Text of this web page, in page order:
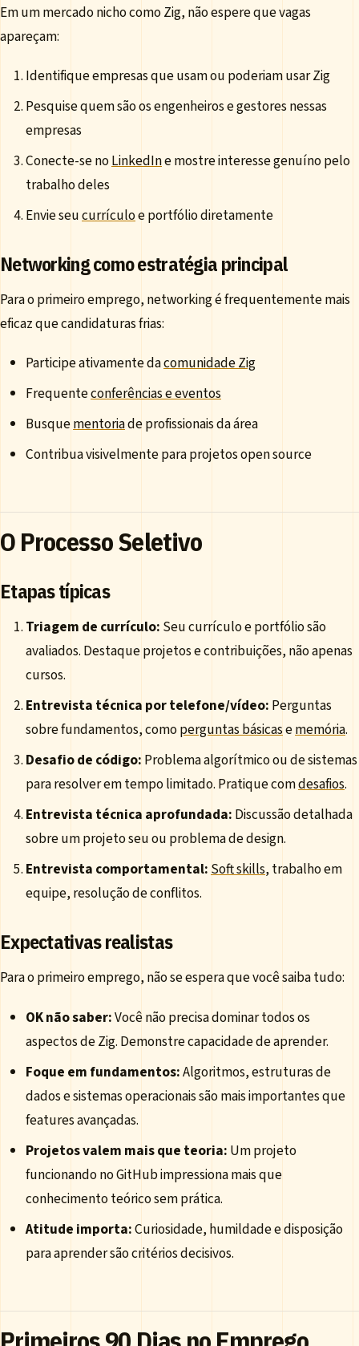
Em um mercado nicho como Zig, não espere que vagas
apareçam:
Identifique empresas que usam ou poderiam usar Zig
Pesquise quem são os engenheiros e gestores nessas
empresas
Conecte-se noLinkedIne mostre interesse genuíno pelo
trabalho deles
Envie seucurrículoe portfólio diretamente
Networking como estratégia principal
Para o primeiro emprego, networking é frequentemente mais
eficaz que candidaturas frias:
Participe ativamente dacomunidade Zig
Frequenteconferências e eventos
Busquementoriade profissionais da área
Contribua visivelmente para projetos open source
O Processo Seletivo
Etapas típicas
Triagem de currículo: Seu currículo e portfólio são
avaliados. Destaque projetos e contribuições, não apenas
cursos.
Entrevista técnica por telefone/vídeo: Perguntas
sobre fundamentos, comoperguntas básicasememória.
Desafio de código: Problema algorítmico ou de sistemas
para resolver em tempo limitado. Pratique comdesafios.
Entrevista técnica aprofundada: Discussão detalhada
sobre um projeto seu ou problema de design.
Entrevista comportamental:Soft skills, trabalho em
equipe, resolução de conflitos.
Expectativas realistas
Para o primeiro emprego, não se espera que você saiba tudo:
OK não saber:Você não precisa dominar todos os
aspectos de Zig. Demonstre capacidade de aprender.
Foque em fundamentos:Algoritmos, estruturas de
dados e sistemas operacionais são mais importantes que
features avançadas.
Projetos valem mais que teoria: Um projeto
funcionando no GitHub impressiona mais que
conhecimento teórico sem prática.
Atitude importa:Curiosidade, humildade e disposição
para aprender são critérios decisivos.